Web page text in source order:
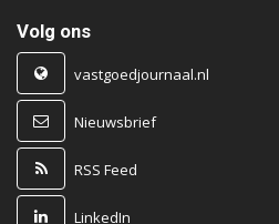
Volg ons
vastgoedjournaal.nl
Nieuwsbrief
RSS Feed
LinkedIn